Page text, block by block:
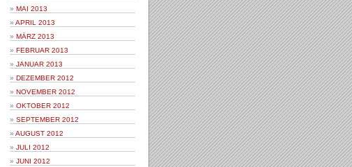
MAI 2013
APRIL 2013
MÄRZ 2013
FEBRUAR 2013
JANUAR 2013
DEZEMBER 2012
NOVEMBER 2012
OKTOBER 2012
SEPTEMBER 2012
AUGUST 2012
JULI 2012
JUNI 2012